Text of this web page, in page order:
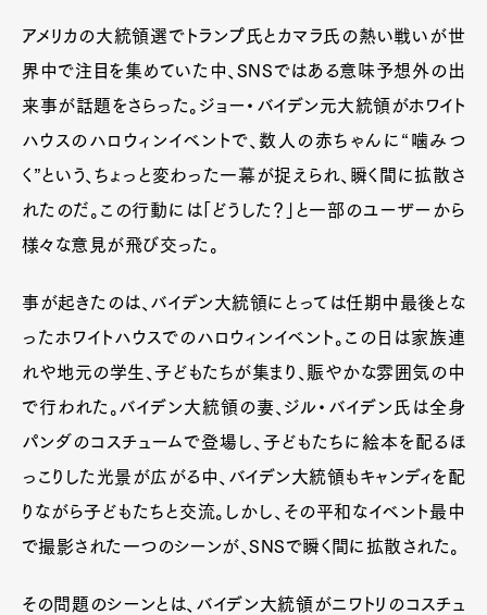
アメリカの大統領選でトランプ氏とカマラ氏の熱い戦いが世
界中で注目を集めていた中、SNSではある意味予想外の出
来事が話題をさらった。ジョー・バイデン元大統領がホワイト
ハウスのハロウィンイベントで、数人の赤ちゃんに“噛みつ
く”という、ちょっと変わった一幕が捉えられ、瞬く間に拡散さ
れたのだ。この行動には「どうした？」と一部のユーザーから
様々な意見が飛び交った。
事が起きたのは、バイデン大統領にとっては任期中最後とな
ったホワイトハウスでのハロウィンイベント。この日は家族連
れや地元の学生、子どもたちが集まり、賑やかな雰囲気の中
で行われた。バイデン大統領の妻、ジル・バイデン氏は全身
パンダのコスチュームで登場し、子どもたちに絵本を配るほ
っこりした光景が広がる中、バイデン大統領もキャンディを配
りながら子どもたちと交流。しかし、その平和なイベント最中
で撮影された一つのシーンが、SNSで瞬く間に拡散された。
その問題のシーンとは、バイデン大統領がニワトリのコスチュ